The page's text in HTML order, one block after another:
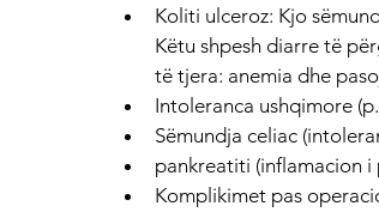
Koliti ulceroz: Kjo
Këtu shpesh diarre të
të tjera: anemia dhe
Intoleranca ushqimore
Sëmundja celiac
pankreatiti (inflamacion i
Komplikimet pas